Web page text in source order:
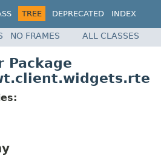
TREE DEPRECATED
INDEX
NO FRAMES ALL CLASSES
Package